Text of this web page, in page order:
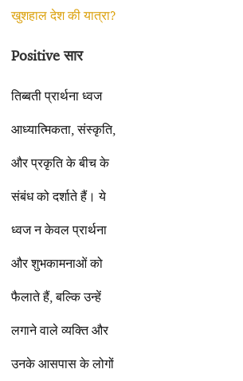
खुशहाल देश की यात्रा?
Positive सार
तिब्बती प्रार्थना ध्वज
आध्यात्मिकता, संस्कृति,
और प्रकृति के बीच के
संबंध को दर्शाते हैं। ये
ध्वज न केवल प्रार्थना
और शुभकामनाओं को
फैलाते हैं, बल्कि उन्हें
लगाने वाले व्यक्ति और
उनके आसपास के लोगों